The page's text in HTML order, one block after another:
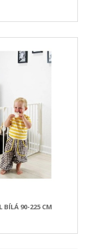
BÍLÁ 90-225 CM